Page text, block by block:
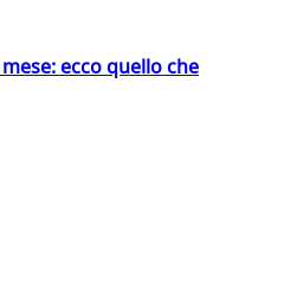
ecco quello che